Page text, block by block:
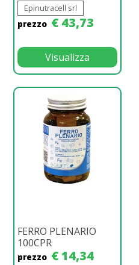
Epinutracell srl
prezzo € 43,73
Visualizza
FERRO PLENARIO
100CPR
prezzo € 14,34